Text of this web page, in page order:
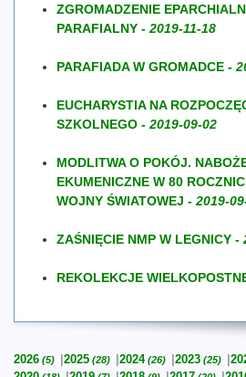
ZGROMADZENIE
PARAFIALNY - 2019-11-18
PARAFIADA W GROMADCE -
EUCHARYSTIA NA
SZKOLNEGO - 2019-09-02
MODLITWA O POKÓJ.
EKUMENICZNE W 80
WOJNY ŚWIATOWEJ - 2019-
ZAŚNIĘCIE NMP W LEGNICY -
REKOLEKCJE
2026 (5) 2025 (28) 2024(26) 2023 (25)